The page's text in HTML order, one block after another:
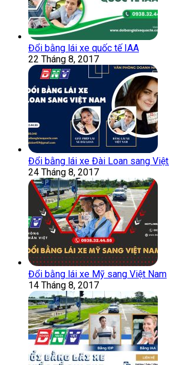
Đổi bằng lái xe quốc tế IAA
22 Tháng 8, 2017
Đổi bằng lái xe Đài Loan sang
24 Tháng 8, 2017
Đổi bằng lái xe Mỹ sang Việt Nam
14 Tháng 8, 2017